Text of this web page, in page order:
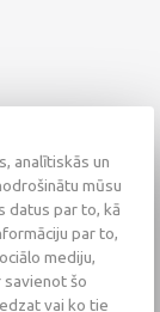
analītiskās un
mūsu
datus par to, kā
par to,
mediju,
savienot šo
vai ko tie